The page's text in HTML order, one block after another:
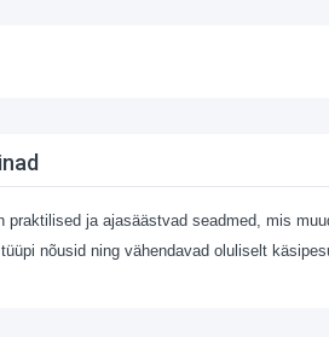
praktilised ja ajasäästvad seadmed, mis
nõusid ning vähendavad oluliselt